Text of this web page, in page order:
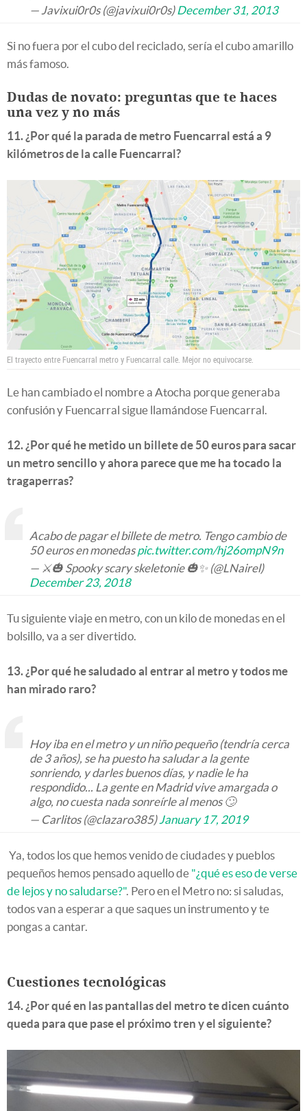
— Javixui0r0s (@javixui0r0s)December 31, 2013
Si no fuera por el cubo del reciclado, sería el cubo amarillo
más famoso.
Dudas de novato: preguntas que te haces
una vez y no más
11. ¿Por qué la parada de metro Fuencarral está a 9
kilómetros de la calle Fuencarral?
El trayecto entre Fuencarral metro y Fuencarral calle. Mejor no equivocarse.
Le han cambiado el nombre a Atocha porque generaba
confusión y Fuencarral sigue llamándose Fuencarral.
12. ¿Por qué he metido un billete de 50 euros para sacar
un metro sencillo y ahora parece que me ha tocado la
tragaperras?
Acabo de pagar el billete de metro. Tengo cambio de
50 euros en monedaspic.twitter.com/hj26ompN9n
— ⚔️🎃 Spooky scary skeletonie 🎃✨ (@LNairel)
December 23, 2018
Tu siguiente viaje en metro, con un kilo de monedas en el
bolsillo, va a ser divertido.
13. ¿Por qué he saludado al entrar al metro y todos me
han mirado raro?
Hoy iba en el metro y un niño pequeño (tendría cerca
de 3 años), se ha puesto ha saludar a la gente
sonriendo, y darles buenos días, y nadie le ha
respondido... La gente en Madrid vive amargada o
algo, no cuesta nada sonreírle al menos 🙄
— Carlitos (@clazaro385)January 17, 2019
Ya, todos los que hemos venido de ciudades y pueblos
pequeños hemos pensado aquello de "¿qué es eso de verse
de lejos y no saludarse?". Pero en el Metro no: si saludas,
todos van a esperar a que saques un instrumento y te
pongas a cantar.
Cuestiones tecnológicas
14. ¿Por qué en las pantallas del metro te dicen cuánto
queda para que pase el próximo tren y el siguiente?